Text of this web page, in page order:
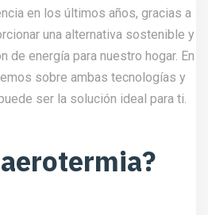
en los últimos años, gracias a
una alternativa sostenible y
de energía para nuestro hogar. En
sobre ambas tecnologías y
ser la solución ideal para ti.